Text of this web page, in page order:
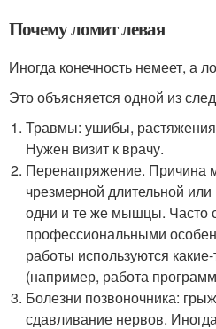
Почему ломит левая
Иногда конечность немеет, а
Это объясняется одной из
Травмы: ушибы,
Нужен визит к врачу.
Перенапряжение. Причина
чрезмерной длительной или
одни и те же мышцы. Часто
профессиональными
работы используются
(например, работа
Болезни позвоночника:
сдавливание нервов.